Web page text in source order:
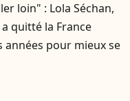
loin" : Lola Séchan,
quitté la France
pour mieux se